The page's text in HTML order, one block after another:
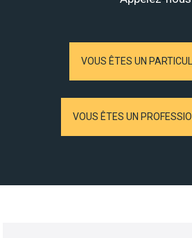
VOUS ÊTES UN
VOUS ÊTES UN